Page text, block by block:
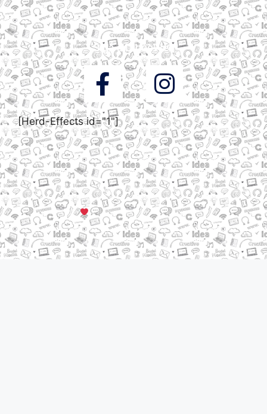
Suporte via Whats
Siga a DigooWeb
[Herd-Effects id="1"]
© Todos os direitos reservados a DigooWeb Gramado, RS |
Servidores em Dallas, TX
Criado com muito em Gramado, Serra Gaúcha